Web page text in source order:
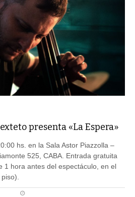
presenta «La Espera»
hs. en la Sala Astor Piazzolla –
525, CABA. Entrada gratuita
1 hora antes del espectáculo, en el